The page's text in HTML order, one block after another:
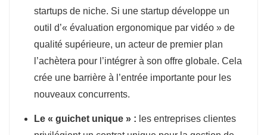
startups de niche. Si une startup développe un
outil d’« évaluation ergonomique par vidéo » de
qualité supérieure, un acteur de premier plan
l’achètera pour l’intégrer à son offre globale. Cela
crée une barrière à l’entrée importante pour les
nouveaux concurrents.
Le « guichet unique » : les entreprises clientes